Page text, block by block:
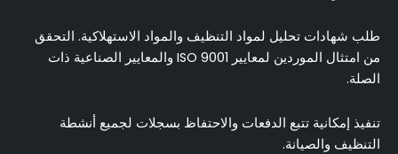
طلب شهادات تحليل لمواد التنظيف والمواد الاستهلاكية. التحقق
من امتثال الموردين لمعايير ISO 9001 والمعايير الصناعية ذات
الصلة.
تنفيذ إمكانية تتبع الدفعات والاحتفاظ بسجلات لجميع أنشطة
التنظيف والصيانة.